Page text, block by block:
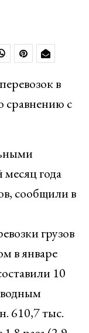
в
сравнению с
года
сообщили в
грузов
в январе
10
610,7 тыс.